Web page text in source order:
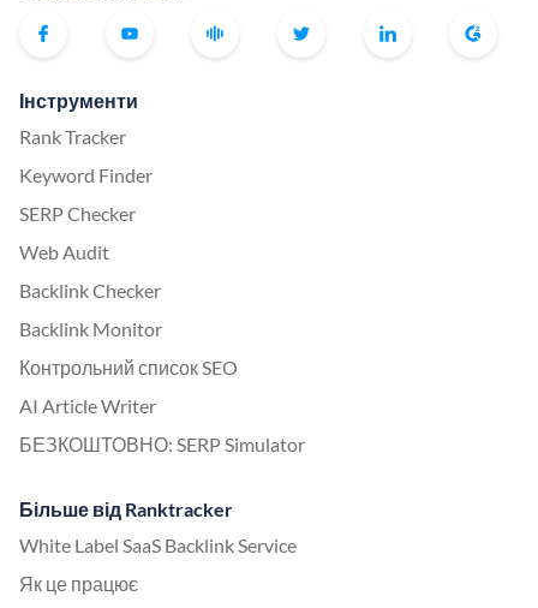
Інструменти
Rank Tracker
Keyword Finder
SERP Checker
Web Audit
Backlink Checker
Backlink Monitor
Контрольний список SEO
AI Article Writer
БЕЗКОШТОВНО: SERP Simulator
Більше від Ranktracker
White Label SaaS Backlink Service
Як це працює